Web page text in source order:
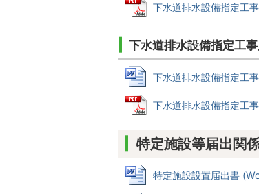
下水道排水設備指定工
下水道排水設備指定工
下水道排水設備指定工
下水道排水設備指定工
特定施設等届出関
特定施設設置届出書